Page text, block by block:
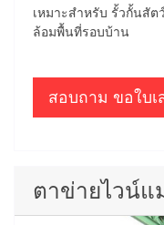
เหมาะสำหรับ รั้วกั้นสั
ล้อมพื้นที่รอบบ้าน
สอบถาม ขอใบเ
ตาข่ายไวน์แ